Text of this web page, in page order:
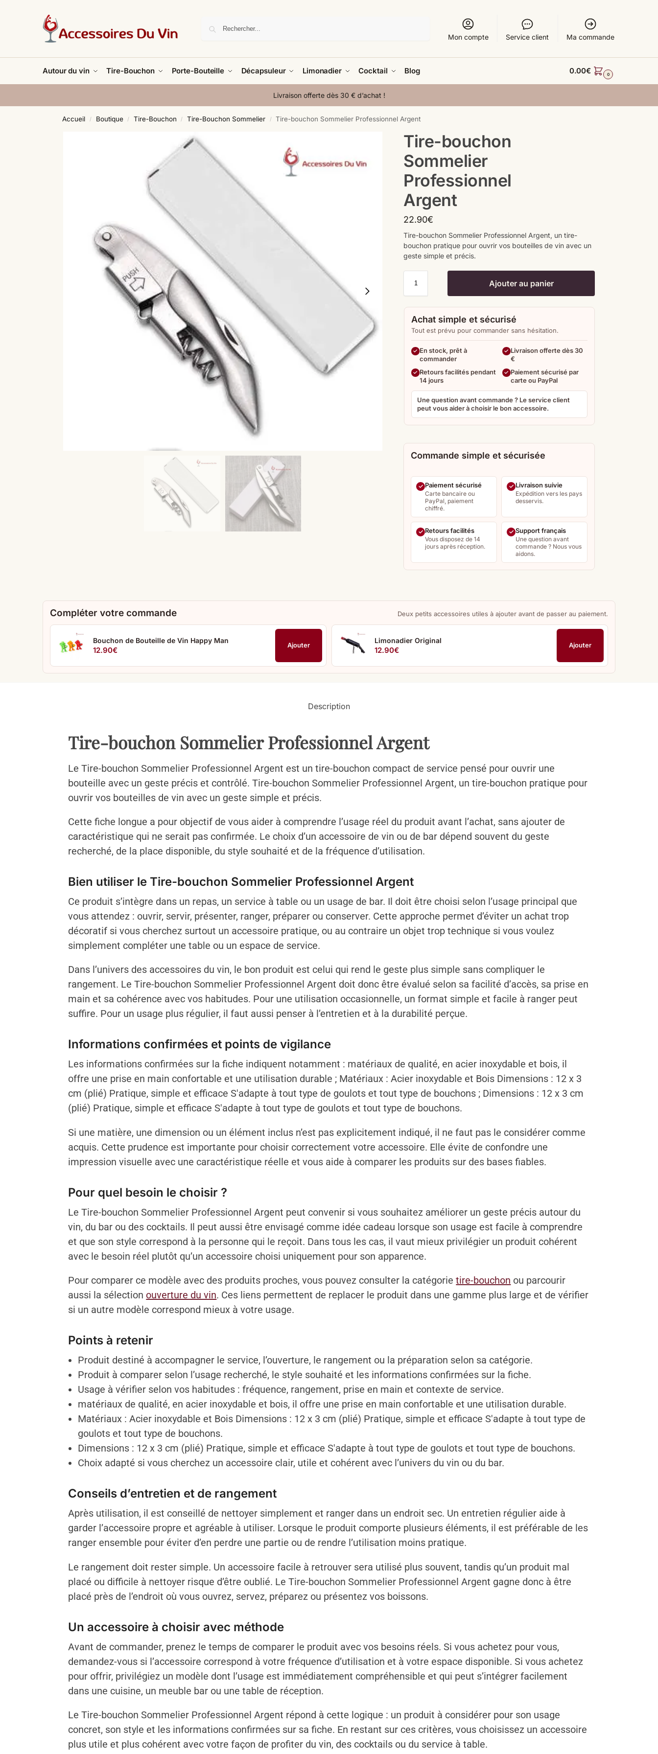
Mon compte Service client Ma commande
Autour du vin Tire-Bouchon Porte-Bouteille Décapsuleur Limonadier Cocktail Blog 0.00€ 0
Livraison offerte dès 30 € d’achat !
Accueil / Boutique / Tire-Bouchon / Tire-Bouchon Sommelier / Tire-bouchon Sommelier Professionnel Argent
Tire-bouchon
Sommelier
Professionnel
Argent
22.90€
Tire-bouchon Sommelier Professionnel Argent, un tire-
bouchon pratique pour ouvrir vos bouteilles de vin avec un
geste simple et précis.
Ajouter au panier
Achat simple et sécurisé
Tout est prévu pour commander sans hésitation.
En stock, prêt à
commander
Livraison offerte dès 30
€
Retours facilités pendant
14 jours
Paiement sécurisé par
carte ou PayPal
Une question avant commande ? Le service client
peut vous aider à choisir le bon accessoire.
Commande simple et sécurisée
Paiement sécurisé
Carte bancaire ou
PayPal, paiement
chiffré.
Livraison suivie
Expédition vers les pays
desservis.
Retours facilités
Vous disposez de 14
jours après réception.
Support français
Une question avant
commande ? Nous vous
aidons.
Compléter votre commande Deux petits accessoires utiles à ajouter avant de passer au paiement.
Bouchon de Bouteille de Vin Happy Man
12.90€
Ajouter
Limonadier Original
12.90€
Ajouter
Description
Tire-bouchon Sommelier Professionnel Argent
Le Tire-bouchon Sommelier Professionnel Argent est un tire-bouchon compact de service pensé pour ouvrir une
bouteille avec un geste précis et contrôlé. Tire-bouchon Sommelier Professionnel Argent, un tire-bouchon pratique pour
ouvrir vos bouteilles de vin avec un geste simple et précis.
Cette fiche longue a pour objectif de vous aider à comprendre l’usage réel du produit avant l’achat, sans ajouter de
caractéristique qui ne serait pas confirmée. Le choix d’un accessoire de vin ou de bar dépend souvent du geste
recherché, de la place disponible, du style souhaité et de la fréquence d’utilisation.
Bien utiliser le Tire-bouchon Sommelier Professionnel Argent
Ce produit s’intègre dans un repas, un service à table ou un usage de bar. Il doit être choisi selon l’usage principal que
vous attendez : ouvrir, servir, présenter, ranger, préparer ou conserver. Cette approche permet d’éviter un achat trop
décoratif si vous cherchez surtout un accessoire pratique, ou au contraire un objet trop technique si vous voulez
simplement compléter une table ou un espace de service.
Dans l’univers des accessoires du vin, le bon produit est celui qui rend le geste plus simple sans compliquer le
rangement. Le Tire-bouchon Sommelier Professionnel Argent doit donc être évalué selon sa facilité d’accès, sa prise en
main et sa cohérence avec vos habitudes. Pour une utilisation occasionnelle, un format simple et facile à ranger peut
suffire. Pour un usage plus régulier, il faut aussi penser à l’entretien et à la durabilité perçue.
Informations confirmées et points de vigilance
Les informations confirmées sur la fiche indiquent notamment : matériaux de qualité, en acier inoxydable et bois, il
offre une prise en main confortable et une utilisation durable ; Matériaux : Acier inoxydable et Bois Dimensions : 12 x 3
cm (plié) Pratique, simple et efficace S'adapte à tout type de goulots et tout type de bouchons ; Dimensions : 12 x 3 cm
(plié) Pratique, simple et efficace S'adapte à tout type de goulots et tout type de bouchons.
Si une matière, une dimension ou un élément inclus n’est pas explicitement indiqué, il ne faut pas le considérer comme
acquis. Cette prudence est importante pour choisir correctement votre accessoire. Elle évite de confondre une
impression visuelle avec une caractéristique réelle et vous aide à comparer les produits sur des bases fiables.
Pour quel besoin le choisir ?
Le Tire-bouchon Sommelier Professionnel Argent peut convenir si vous souhaitez améliorer un geste précis autour du
vin, du bar ou des cocktails. Il peut aussi être envisagé comme idée cadeau lorsque son usage est facile à comprendre
et que son style correspond à la personne qui le reçoit. Dans tous les cas, il vaut mieux privilégier un produit cohérent
avec le besoin réel plutôt qu’un accessoire choisi uniquement pour son apparence.
Pour comparer ce modèle avec des produits proches, vous pouvez consulter la catégorietire-bouchon ou parcourir
aussi la sélection ouverture du vin. Ces liens permettent de replacer le produit dans une gamme plus large et de vérifier
si un autre modèle correspond mieux à votre usage.
Points à retenir
Produit destiné à accompagner le service, l’ouverture, le rangement ou la préparation selon sa catégorie.
Produit à comparer selon l’usage recherché, le style souhaité et les informations confirmées sur la fiche.
Usage à vérifier selon vos habitudes : fréquence, rangement, prise en main et contexte de service.
matériaux de qualité, en acier inoxydable et bois, il offre une prise en main confortable et une utilisation durable.
Matériaux : Acier inoxydable et Bois Dimensions : 12 x 3 cm (plié) Pratique, simple et efficace S'adapte à tout type de
goulots et tout type de bouchons.
Dimensions : 12 x 3 cm (plié) Pratique, simple et efficace S'adapte à tout type de goulots et tout type de bouchons.
Choix adapté si vous cherchez un accessoire clair, utile et cohérent avec l’univers du vin ou du bar.
Conseils d’entretien et de rangement
Après utilisation, il est conseillé de nettoyer simplement et ranger dans un endroit sec. Un entretien régulier aide à
garder l’accessoire propre et agréable à utiliser. Lorsque le produit comporte plusieurs éléments, il est préférable de les
ranger ensemble pour éviter d’en perdre une partie ou de rendre l’utilisation moins pratique.
Le rangement doit rester simple. Un accessoire facile à retrouver sera utilisé plus souvent, tandis qu’un produit mal
placé ou difficile à nettoyer risque d’être oublié. Le Tire-bouchon Sommelier Professionnel Argent gagne donc à être
placé près de l’endroit où vous ouvrez, servez, préparez ou présentez vos boissons.
Un accessoire à choisir avec méthode
Avant de commander, prenez le temps de comparer le produit avec vos besoins réels. Si vous achetez pour vous,
demandez-vous si l’accessoire correspond à votre fréquence d’utilisation et à votre espace disponible. Si vous achetez
pour offrir, privilégiez un modèle dont l’usage est immédiatement compréhensible et qui peut s’intégrer facilement
dans une cuisine, un meuble bar ou une table de réception.
Le Tire-bouchon Sommelier Professionnel Argent répond à cette logique : un produit à considérer pour son usage
concret, son style et les informations confirmées sur sa fiche. En restant sur ces critères, vous choisissez un accessoire
plus utile et plus cohérent avec votre façon de profiter du vin, des cocktails ou du service à table.